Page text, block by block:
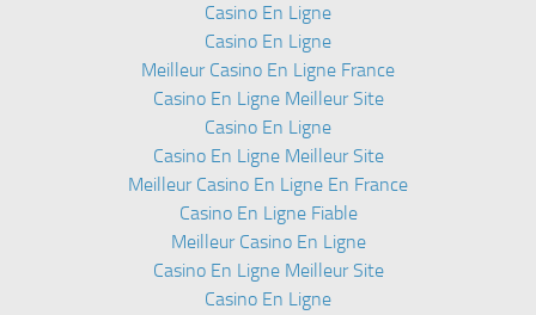
Casino En Ligne
Casino En Ligne
Meilleur Casino En Ligne France
Casino En Ligne Meilleur Site
Casino En Ligne
Casino En Ligne Meilleur Site
Meilleur Casino En Ligne En France
Casino En Ligne Fiable
Meilleur Casino En Ligne
Casino En Ligne Meilleur Site
Casino En Ligne